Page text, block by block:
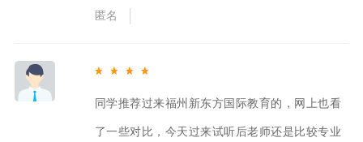
匿名
同学推荐过来福州新东方国际教育的，网上也看
了一些对比，今天过来试听后老师还是比较专业